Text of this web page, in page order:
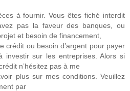
à fournir. Vous êtes fiché interdit
pas la faveur des banques, ou
et besoin de financement,
crédit ou besoin d’argent pour payer
investir sur les entreprises. Alors si
n’hésitez pas à me
plus sur mes conditions. Veuillez
par